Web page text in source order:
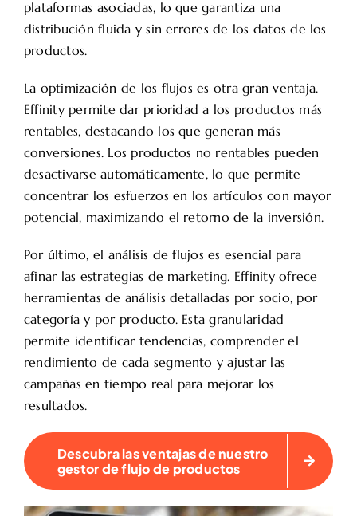
plataformas asociadas, lo que garantiza una
distribución fluida y sin errores de los datos de los
productos.
La optimización de los flujos es otra gran ventaja.
Effinity permite dar prioridad a los productos más
rentables, destacando los que generan más
conversiones. Los productos no rentables pueden
desactivarse automáticamente, lo que permite
concentrar los esfuerzos en los artículos con mayor
potencial, maximizando el retorno de la inversión.
Por último, el análisis de flujos es esencial para
afinar las estrategias de marketing. Effinity ofrece
herramientas de análisis detalladas por socio, por
categoría y por producto. Esta granularidad
permite identificar tendencias, comprender el
rendimiento de cada segmento y ajustar las
campañas en tiempo real para mejorar los
resultados.
Descubra las ventajas de nuestro
gestor de flujo de productos